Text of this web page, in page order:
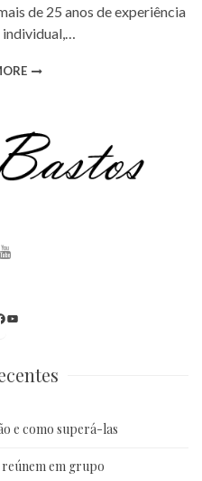
de 25 anos de experiência
e como superá-las
reúnem em grupo